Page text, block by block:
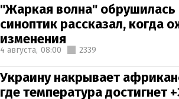
"Жаркая волна" обрушилась
синоптик рассказал, когда
изменения
4 августа, 08:00 2339
Украину накрывает
где температура достигнет